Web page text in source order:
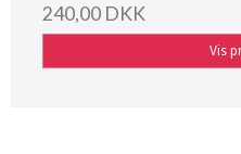
240,00 DKK
Vis